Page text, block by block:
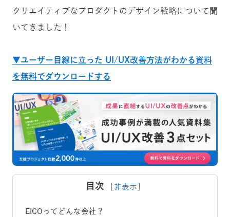
クリエイティブなプロダクトのデザイン戦略について聞
いてきました！
▼ユーザー目線に立った UI/UX改善方法がわかる資料
を無料でダウンロードする
目次 非表示
EICOってどんな会社？